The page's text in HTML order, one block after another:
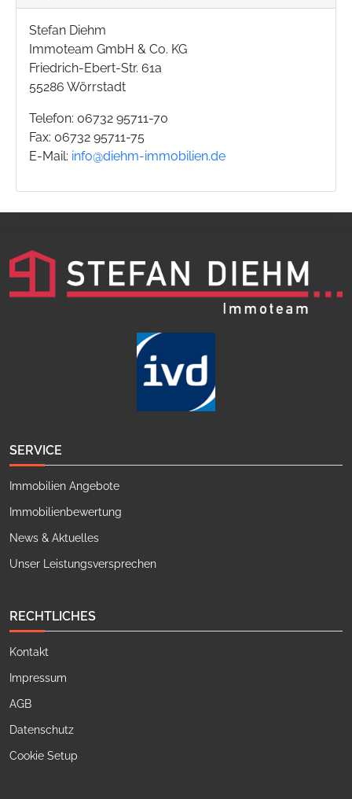
Stefan Diehm
Immoteam GmbH & Co. KG
Friedrich-Ebert-Str. 61a
55286 Wörrstadt
Telefon: 06732 95711-70
Fax: 06732 95711-75
E-Mail: info@diehm-immobilien.de
SERVICE
Immobilien Angebote
Immobilienbewertung
News & Aktuelles
Unser Leistungsversprechen
RECHTLICHES
Kontakt
Impressum
AGB
Datenschutz
Cookie Setup